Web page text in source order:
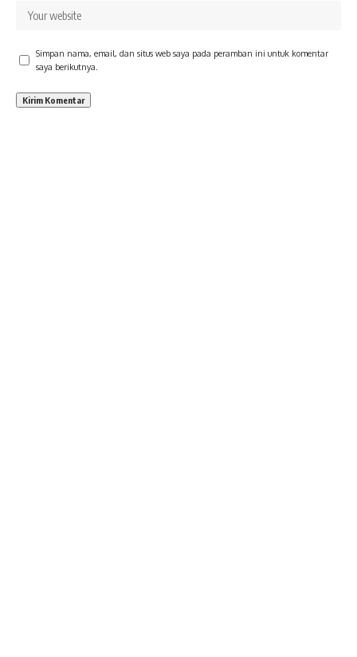
Simpan nama, email, dan situs web saya pada peramban ini untuk komentar
saya berikutnya.